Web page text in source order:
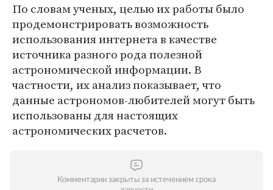
По словам ученых, целью их работы было
продемонстрировать возможность
использования интернета в качестве
источника разного рода полезной
астрономической информации. В
частности, их анализ показывает, что
данные астрономов-любителей могут быть
использованы для настоящих
астрономических расчетов.
Комментарии закрыты за истечением срока